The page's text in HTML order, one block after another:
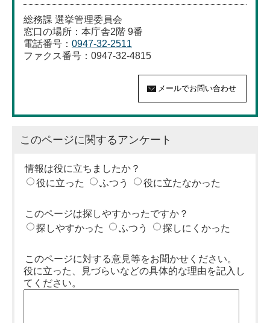
総務課 選挙管理委員会
窓口の場所：本庁舎2階 9番
電話番号： 0947-32-2511
ファクス番号：0947-32-4815
このページに関するアンケート
情報は役に立ちましたか？
役に立った
ふつう 役に立たなかった
このページは探しやすかったですか？
探しやすかった
ふつう 探しにくかった
このページに対する意見等をお聞かせください。
役に立った、見づらいなどの具体的な理由を記入し
てください。